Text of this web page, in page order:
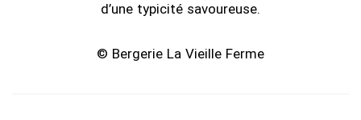
d’une typicité savoureuse.
© Bergerie La Vieille Ferme